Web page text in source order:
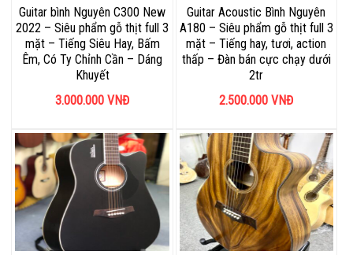
Guitar bình Nguyên C300 New
2022 – Siêu phẩm gỗ thịt full 3
mặt – Tiếng Siêu Hay, Bấm
Êm, Có Ty Chỉnh Cần – Dáng
Khuyết
3.000.000 VNĐ
Guitar Acoustic Bình Nguyên
A180 – Siêu phẩm gỗ thịt full 3
mặt – Tiếng hay, tươi, action
thấp – Đàn bán cực chạy dưới
2tr
2.500.000 VNĐ